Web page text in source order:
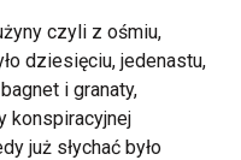
czyli z ośmiu,
dziesięciu, jedenastu,
i granaty,
konspiracyjnej
już słychać było